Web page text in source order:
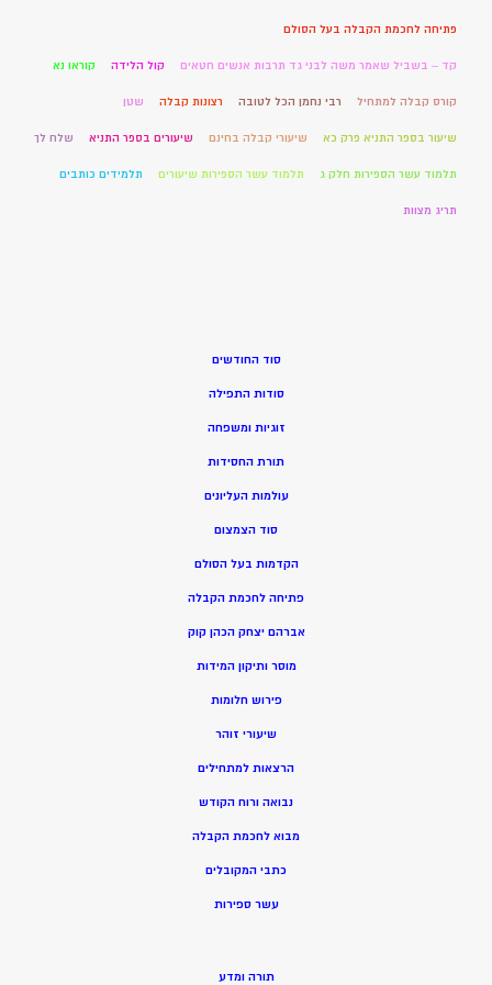
פתיחה לחכמת הקבלה בעל הסולם
קד – בשביל שאמר משה לבני גד תרבות אנשים חטאים קול הלידה קוראו נא
קורס קבלה למתחיל רבי נחמן הכל לטובה רצונות קבלה שטן
שיעור בספר התניא פרק כא שיעורי קבלה בחינם שיעורים בספר התניא שלח לך
תלמוד עשר הספירות חלק ג תלמוד עשר הספירות שיעורים תלמידים כותבים
תריג מצוות
סוד החודשים
סודות התפילה
זוגיות ומשפחה
תורת החסידות
עולמות העליונים
סוד הצמצום
הקדמות בעל הסולם
פתיחה לחכמת הקבלה
אברהם יצחק הכהן קוק
מוסר ותיקון המידות
פירוש חלומות
שיעורי זוהר
הרצאות למתחילים
נבואה ורוח הקודש
מבוא לחכמת הקבלה
כתבי המקובלים
עשר ספירות
תורה ומדע